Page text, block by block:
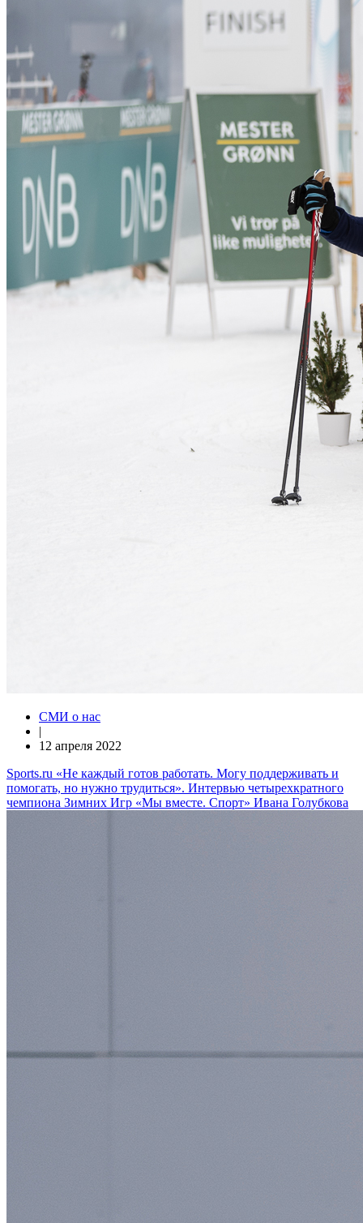
СМИ о нас
|
12 апреля 2022
Sports.ru «Не каждый готов работать. Могу поддерживать и
помогать, но нужно трудиться». Интервью четырехкратного
чемпиона Зимних Игр «Мы вместе. Спорт» Ивана Голубкова